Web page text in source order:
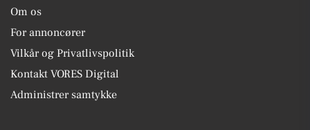
Om os
For annoncører
Vilkår og Privatlivspolitik
Kontakt VORES Digital
Administrer samtykke